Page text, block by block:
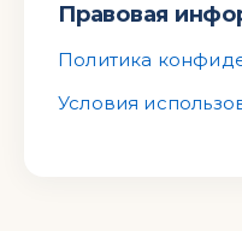
Правовая
Политика
Условия